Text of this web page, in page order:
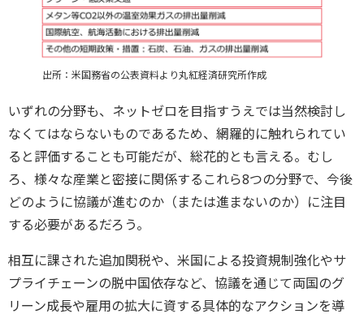
出所：米国務省の公表資料より丸紅経済研究所作成
いずれの分野も、ネットゼロを目指すうえでは当然検討し
なくてはならないものであるため、網羅的に触れられてい
ると評価することも可能だが、総花的とも言える。むし
ろ、様々な産業と密接に関係するこれら8つの分野で、今後
どのように協議が進むのか（または進まないのか）に注目
する必要があるだろう。
相互に課された追加関税や、米国による投資規制強化やサ
プライチェーンの脱中国依存など、協議を通じて両国のグ
リーン成長や雇用の拡大に資する具体的なアクションを導